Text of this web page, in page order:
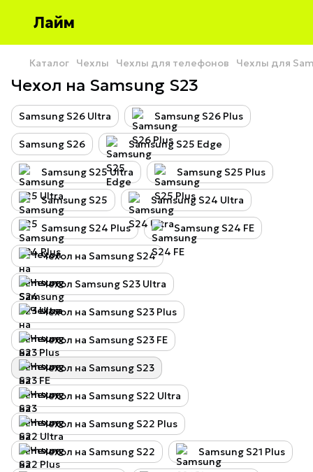
Лайм
Каталог Чехлы Чехлы для телефонов Чехлы для
Чехол на Samsung S23
Samsung S26 Ultra Samsung S26 Plus
Samsung S26 Samsung S25 Edge
Samsung S25 Ultra Samsung S25 Plus
Samsung S25 Samsung S24 Ultra
Samsung S24 Plus Samsung S24 FE
Чехол на Samsung S24
Чехол Samsung S23 Ultra
Чехол на Samsung S23 Plus
Чехол на Samsung S23 FE
Чехол на Samsung S23
Чехол на Samsung S22 Ultra
Чехол на Samsung S22 Plus
Чехол на Samsung S22 Samsung S21 Plus